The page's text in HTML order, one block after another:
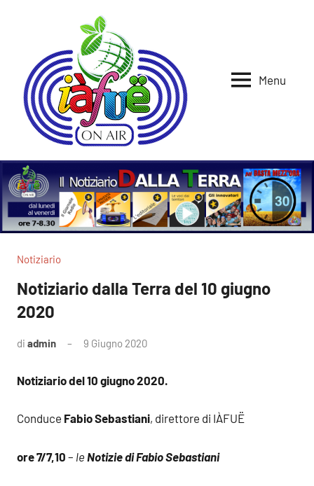
Iafue
Menu
Notiziario
Notiziario dalla Terra del 10 giugno
2020
di admin 9 Giugno 2020
Notiziario del 10 giugno 2020.
Conduce Fabio Sebastiani, direttore di IÀFUË
ore 7/7,10 – le Notizie di Fabio Sebastiani